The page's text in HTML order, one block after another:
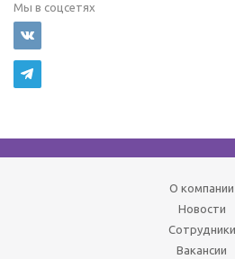
Мы в соцсетях
О компании
Новости
Сотрудники
Вакансии